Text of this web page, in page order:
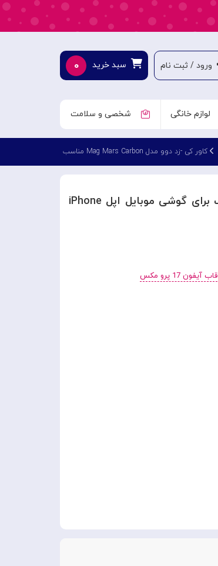
ورود / ثبت نام سبد خرید ۰
لوازم خانگی شخصی و سلامت
کاور کی -زد دوو مدل Mag Mars Carbon مناسب برای گوشی موبایل اپل iPhone 17 Pro Max
کاور کی -زد دوو مدل Mag Mars Carbon مناسب برای گوشی موبایل اپل iPhone
قاب آیفون 17 پرو مکس